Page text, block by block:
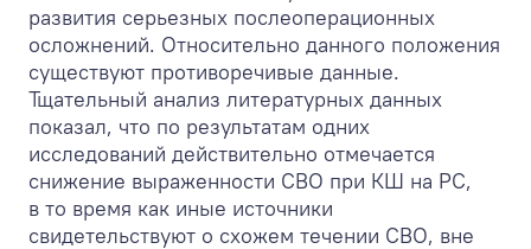
развития серьезных послеоперационных
осложнений. Относительно данного положения
существуют противоречивые данные.
Тщательный анализ литературных данных
показал, что по результатам одних
исследований действительно отмечается
снижение выраженности СВО при КШ на РС,
в то время как иные источники
свидетельствуют о схожем течении СВО, вне